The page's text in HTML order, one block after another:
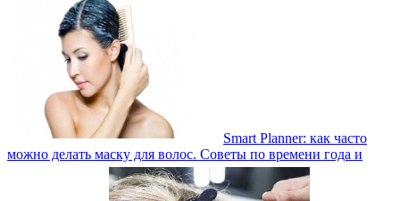
Smart Planner: как часто
можно делать маску для волос. Советы по времени года и